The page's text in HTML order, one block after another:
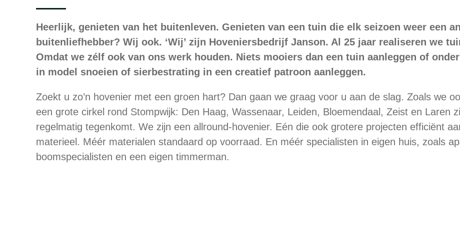
Heerlijk, genieten van het buitenleven. Genieten van een tuin die elk seizoen weer een
buitenliefhebber? Wij ook. ‘Wij’ zijn Hoveniersbedrijf Janson. Al 25 jaar realiseren we
Omdat we zélf ook van ons werk houden. Niets mooiers dan een tuin aanleggen of
in model snoeien of sierbestrating in een creatief patroon aanleggen.
Zoekt u zo’n hovenier met een groen hart? Dan gaan we graag voor u aan de slag. Zoals we
een grote cirkel rond Stompwijk: Den Haag, Wassenaar, Leiden, Bloemendaal, Zeist en Laren
regelmatig tegenkomt. We zijn een allround-hovenier. Eén die ook grotere projecten efficiënt
materieel. Méér materialen standaard op voorraad. En méér specialisten in eigen huis, zoals
boomspecialisten en een eigen timmerman.